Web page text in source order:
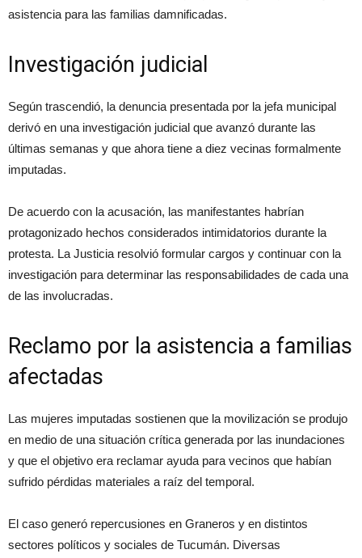
asistencia para las familias damnificadas.
Investigación judicial
Según trascendió, la denuncia presentada por la jefa municipal
derivó en una investigación judicial que avanzó durante las
últimas semanas y que ahora tiene a diez vecinas formalmente
imputadas.
De acuerdo con la acusación, las manifestantes habrían
protagonizado hechos considerados intimidatorios durante la
protesta. La Justicia resolvió formular cargos y continuar con la
investigación para determinar las responsabilidades de cada una
de las involucradas.
Reclamo por la asistencia a familias
afectadas
Las mujeres imputadas sostienen que la movilización se produjo
en medio de una situación crítica generada por las inundaciones
y que el objetivo era reclamar ayuda para vecinos que habían
sufrido pérdidas materiales a raíz del temporal.
El caso generó repercusiones en Graneros y en distintos
sectores políticos y sociales de Tucumán. Diversas